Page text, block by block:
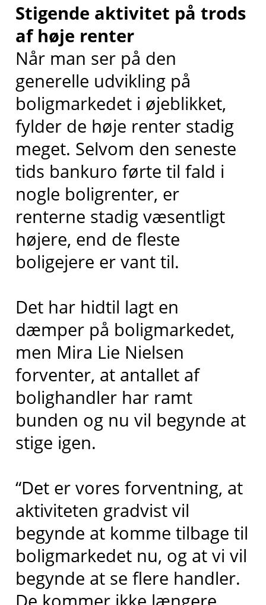
Stigende aktivitet på trods
af høje renter
Når man ser på den
generelle udvikling på
boligmarkedet i øjeblikket,
fylder de høje renter stadig
meget. Selvom den seneste
tids bankuro førte til fald i
nogle boligrenter, er
renterne stadig væsentligt
højere, end de fleste
boligejere er vant til.
Det har hidtil lagt en
dæmper på boligmarkedet,
men Mira Lie Nielsen
forventer, at antallet af
bolighandler har ramt
bunden og nu vil begynde at
stige igen.
“Det er vores forventning, at
aktiviteten gradvist vil
begynde at komme tilbage til
boligmarkedet nu, og at vi vil
begynde at se flere handler.